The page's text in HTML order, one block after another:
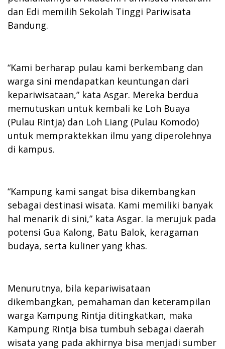
dan Edi memilih Sekolah Tinggi Pariwisata
Bandung.
“Kami berharap pulau kami berkembang dan
warga sini mendapatkan keuntungan dari
kepariwisataan,” kata Asgar. Mereka berdua
memutuskan untuk kembali ke Loh Buaya
(Pulau Rintja) dan Loh Liang (Pulau Komodo)
untuk mempraktekkan ilmu yang diperolehnya
di kampus.
“Kampung kami sangat bisa dikembangkan
sebagai destinasi wisata. Kami memiliki banyak
hal menarik di sini,” kata Asgar. Ia merujuk pada
potensi Gua Kalong, Batu Balok, keragaman
budaya, serta kuliner yang khas.
Menurutnya, bila kepariwisataan
dikembangkan, pemahaman dan keterampilan
warga Kampung Rintja ditingkatkan, maka
Kampung Rintja bisa tumbuh sebagai daerah
wisata yang pada akhirnya bisa menjadi sumber